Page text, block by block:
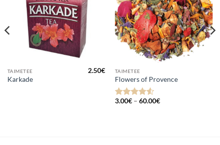
TAIMETEE
Karkade
2.50€ TAIMETEE
Flowers of Provence
Hinnanguga
3.00€ – 60.00€Hinnavahemik: